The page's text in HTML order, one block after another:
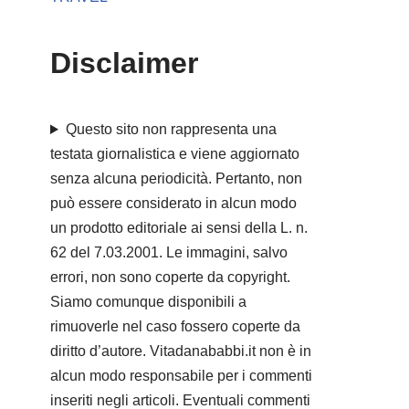
Disclaimer
Questo sito non rappresenta una
testata giornalistica e viene aggiornato
senza alcuna periodicità. Pertanto, non
può essere considerato in alcun modo
un prodotto editoriale ai sensi della L. n.
62 del 7.03.2001. Le immagini, salvo
errori, non sono coperte da copyright.
Siamo comunque disponibili a
rimuoverle nel caso fossero coperte da
diritto d’autore. Vitadanababbi.it non è in
alcun modo responsabile per i commenti
inseriti negli articoli. Eventuali commenti